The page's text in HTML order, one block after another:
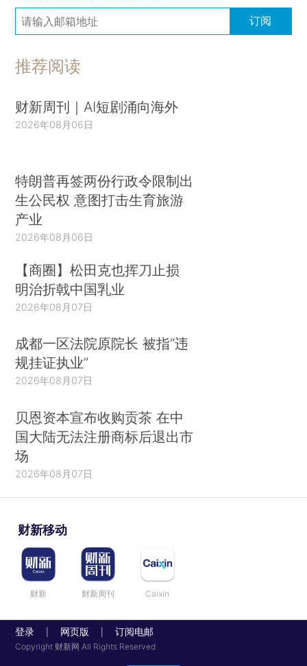
订阅
推荐阅读
财新周刊｜AI短剧涌向海外
2026年08月06日
特朗普再签两份行政令限制出
生公民权 意图打击生育旅游
产业
2026年08月06日
【商圈】松田克也挥刀止损
明治折戟中国乳业
2026年08月07日
成都一区法院原院长 被指“违
规挂证执业”
2026年08月07日
贝恩资本宣布收购贡茶 在中
国大陆无法注册商标后退出市
场
2026年08月07日
财新移动
财新 财新周刊 Caixin
登录 网页版 订阅电邮
Copyright 财新网 All Rights Reserved